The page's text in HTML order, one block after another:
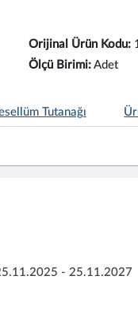
Orijinal Ürün Kodu:
Ölçü Birimi: Adet
Tutanağı
- 25.11.2027